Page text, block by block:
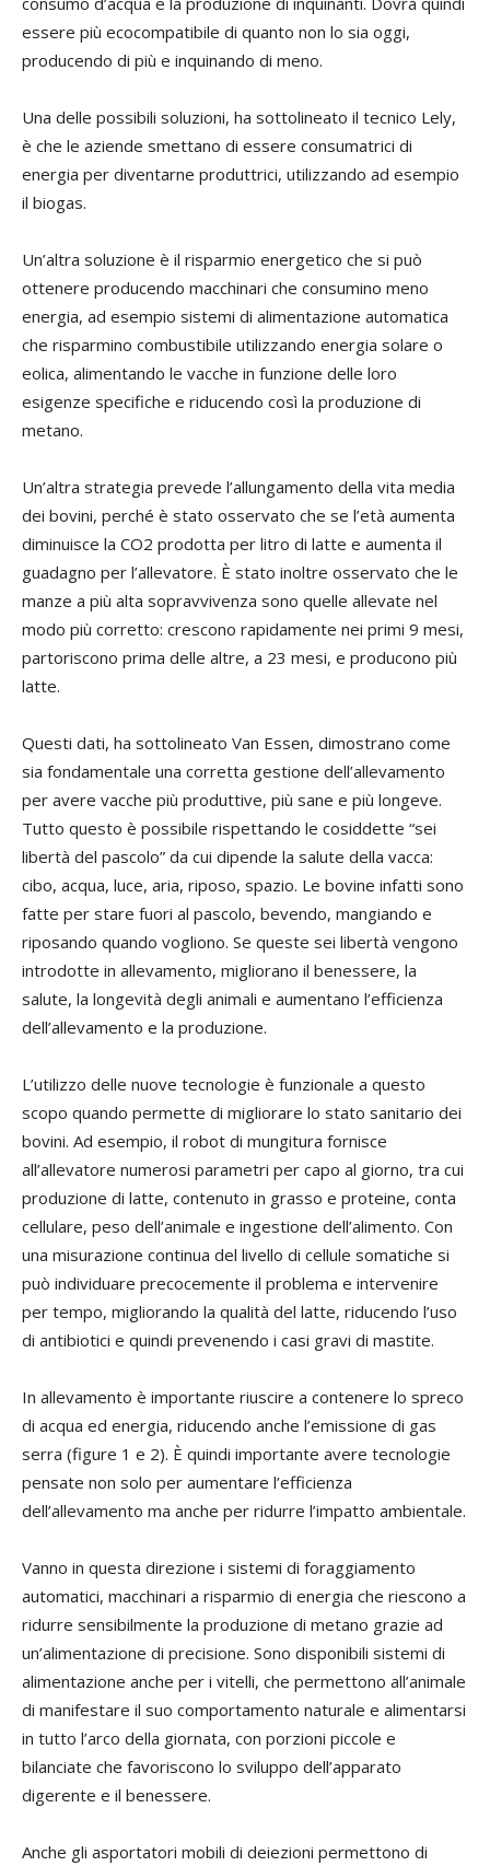
essere più ecocompatibile di quanto non lo sia oggi,
producendo di più e inquinando di meno.
Una delle possibili soluzioni, ha sottolineato il tecnico Lely,
è che le aziende smettano di essere consumatrici di
energia per diventarne produttrici, utilizzando ad esempio
il biogas.
Un’altra soluzione è il risparmio energetico che si può
ottenere producendo macchinari che consumino meno
energia, ad esempio sistemi di alimentazione automatica
che risparmino combustibile utilizzando energia solare o
eolica, alimentando le vacche in funzione delle loro
esigenze specifiche e riducendo così la produzione di
metano.
Un’altra strategia prevede l’allungamento della vita media
dei bovini, perché è stato osservato che se l’età aumenta
diminuisce la CO2 prodotta per litro di latte e aumenta il
guadagno per l’allevatore. È stato inoltre osservato che le
manze a più alta sopravvivenza sono quelle allevate nel
modo più corretto: crescono rapidamente nei primi 9 mesi,
partoriscono prima delle altre, a 23 mesi, e producono più
latte.
Questi dati, ha sottolineato Van Essen, dimostrano come
sia fondamentale una corretta gestione dell’allevamento
per avere vacche più produttive, più sane e più longeve.
Tutto questo è possibile rispettando le cosiddette “sei
libertà del pascolo” da cui dipende la salute della vacca:
cibo, acqua, luce, aria, riposo, spazio. Le bovine infatti sono
fatte per stare fuori al pascolo, bevendo, mangiando e
riposando quando vogliono. Se queste sei libertà vengono
introdotte in allevamento, migliorano il benessere, la
salute, la longevità degli animali e aumentano l’efficienza
dell’allevamento e la produzione.
L’utilizzo delle nuove tecnologie è funzionale a questo
scopo quando permette di migliorare lo stato sanitario dei
bovini. Ad esempio, il robot di mungitura fornisce
all’allevatore numerosi parametri per capo al giorno, tra cui
produzione di latte, contenuto in grasso e proteine, conta
cellulare, peso dell’animale e ingestione dell’alimento. Con
una misurazione continua del livello di cellule somatiche si
può individuare precocemente il problema e intervenire
per tempo, migliorando la qualità del latte, riducendo l’uso
di antibiotici e quindi prevenendo i casi gravi di mastite.
In allevamento è importante riuscire a contenere lo spreco
di acqua ed energia, riducendo anche l’emissione di gas
serra (figure 1 e 2). È quindi importante avere tecnologie
pensate non solo per aumentare l’efficienza
dell’allevamento ma anche per ridurre l’impatto ambientale.
Vanno in questa direzione i sistemi di foraggiamento
automatici, macchinari a risparmio di energia che riescono a
ridurre sensibilmente la produzione di metano grazie ad
un’alimentazione di precisione. Sono disponibili sistemi di
alimentazione anche per i vitelli, che permettono all’animale
di manifestare il suo comportamento naturale e alimentarsi
in tutto l’arco della giornata, con porzioni piccole e
bilanciate che favoriscono lo sviluppo dell’apparato
digerente e il benessere.
Anche gli asportatori mobili di deiezioni permettono di